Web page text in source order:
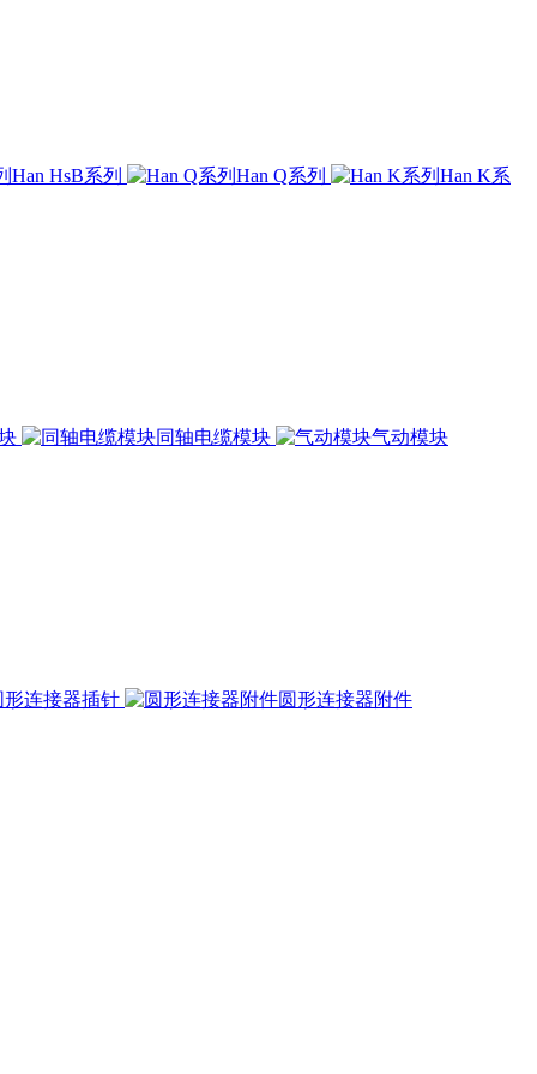
Han HsB系列 Han Q系列
Han K系
同轴电缆模块
气动模块
形连接器插针 圆形连接器附件